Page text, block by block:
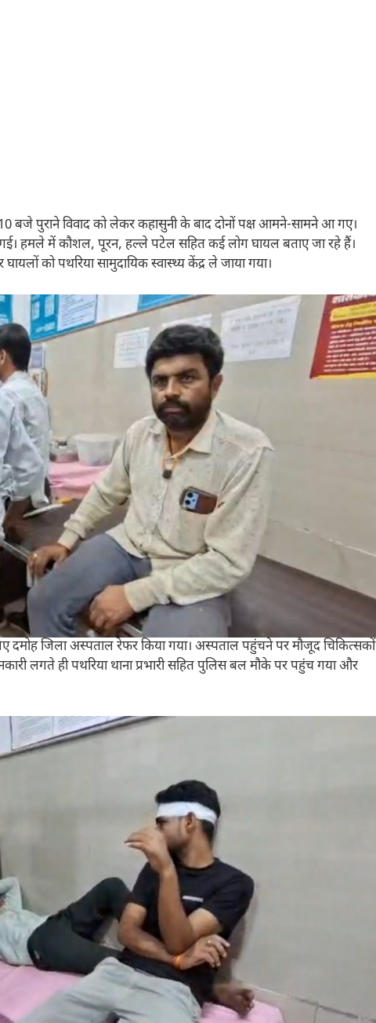
बजे पुराने विवाद को लेकर कहासुनी के बाद दोनों पक्ष आमने-सामने आ गए।
हमले में कौशल, पूरन, हल्ले पटेल सहित कई लोग घायल बताए जा रहे हैं।
को पथरिया सामुदायिक स्वास्थ्य केंद्र ले जाया गया।
दमोह जिला अस्पताल रेफर किया गया। अस्पताल पहुंचने पर मौजूद चिकित्सकों
लगते ही पथरिया थाना प्रभारी सहित पुलिस बल मौके पर पहुंच गया और